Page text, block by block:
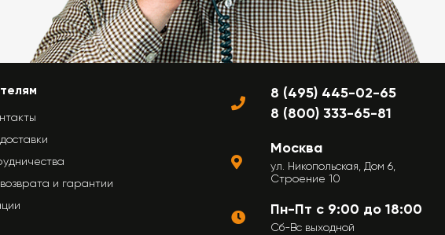
и гарантии
8 (495) 445-02-65
8 (800) 333-65-81
Москва
ул. Никопольская, Дом 6,
Строение 10
Пн-Пт с 9:00 до 18:00
Сб-Вс выходной